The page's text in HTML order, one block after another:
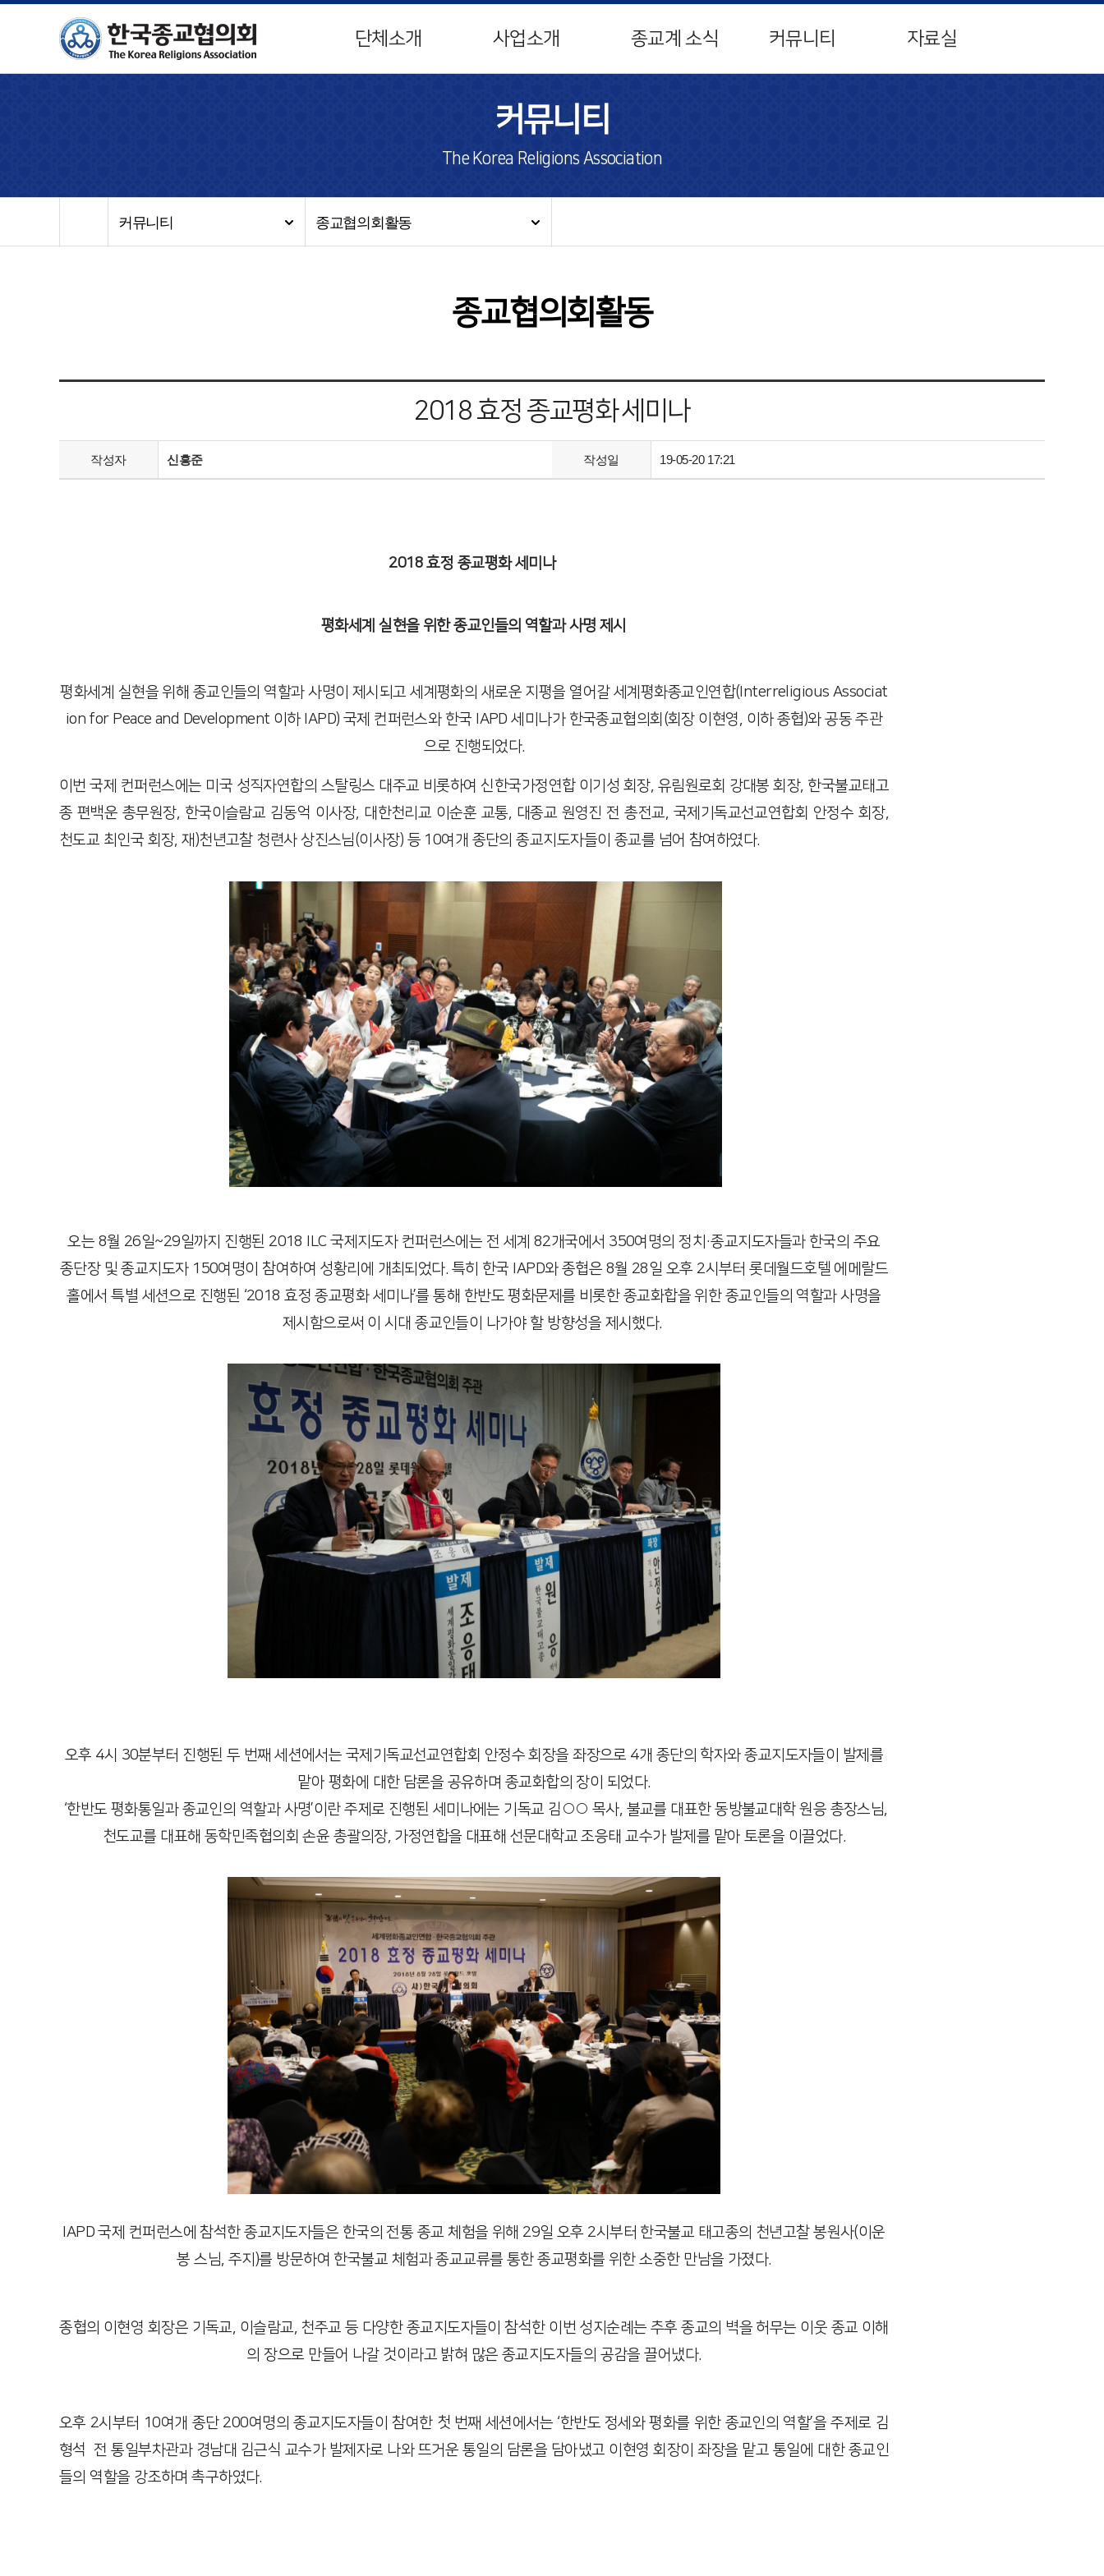
단체소개 사업소개 종교계 소식 커뮤니티 자료실
커뮤니티
The Korea Religions Association
커뮤니티 종교협의회활동
종교협의회활동
2018 효정 종교평화 세미나
작성자 신흥준 작성일 19-05-20 17:21
2018 효정 종교평화 세미나
평화세계 실현을 위한 종교인들의 역할과 사명 제시
평화세계 실현을 위해 종교인들의 역할과 사명이 제시되고 세계평화의 새로운 지평을 열어갈 세계평화종교인연합(Interreligious Associat
ion for Peace and Development 이하 IAPD) 국제 컨퍼런스와 한국 IAPD 세미나가 한국종교협의회(회장 이현영, 이하 종협)와 공동 주관
으로 진행되었다.
이번 국제 컨퍼런스에는 미국 성직자연합의 스탈링스 대주교 비롯하여 신한국가정연합 이기성 회장, 유림원로회 강대봉 회장, 한국불교태고
종 편백운 총무원장, 한국이슬람교 김동억 이사장, 대한천리교 이순훈 교통, 대종교 원영진 전 총전교, 국제기독교선교연합회 안정수 회장,
천도교 최인국 회장, 재)천년고찰 청련사 상진스님(이사장) 등 10여개 종단의 종교지도자들이 종교를 넘어 참여하였다.
오는 8월 26일~29일까지 진행된 2018 ILC 국제지도자 컨퍼런스에는 전 세계 82개국에서 350여명의 정치·종교지도자들과 한국의 주요
종단장 및 종교지도자 150여명이 참여하여 성황리에 개최되었다. 특히 한국 IAPD와 종협은 8월 28일 오후 2시부터 롯데월드호텔 에메랄드
홀에서 특별 세션으로 진행된 ‘2018 효정 종교평화 세미나’를 통해 한반도 평화문제를 비롯한 종교화합을 위한 종교인들의 역할과 사명을
제시함으로써 이 시대 종교인들이 나가야 할 방향성을 제시했다.
오후 4시 30분부터 진행된 두 번째 세션에서는 국제기독교선교연합회 안정수 회장을 좌장으로 4개 종단의 학자와 종교지도자들이 발제를
맡아 평화에 대한 담론을 공유하며 종교화합의 장이 되었다.
‘한반도 평화통일과 종교인의 역할과 사명’이란 주제로 진행된 세미나에는 기독교 김○○ 목사, 불교를 대표한 동방불교대학 원응 총장스님,
천도교를 대표해 동학민족협의회 손윤 총괄의장, 가정연합을 대표해 선문대학교 조응태 교수가 발제를 맡아 토론을 이끌었다.
IAPD국제 컨퍼런스에 참석한 종교지도자들은 한국의 전통 종교 체험을 위해 29일 오후 2시부터 한국불교 태고종의 천년고찰 봉원사(이운
봉 스님,주지 )를 방문하여 한국불교 체험과 종교교류를 통한 종교평화를 위한 소중한 만남을 가졌다.
종협의 이현영 회장은 기독교, 이슬람교, 천주교 등 다양한 종교지도자들이 참석한 이번 성지순례는 추후 종교의 벽을 허무는 이웃 종교 이해
의 장으로 만들어 나갈 것이라고 밝혀 많은 종교지도자들의 공감을 끌어냈다.
오후 2시부터 10여개 종단 200여명의 종교지도자들이 참여한 첫 번째 세션에서는 ‘한반도 정세와 평화를 위한 종교인의 역할’을 주제로 김
형석 전 통일부차관과 경남대 김근식 교수가 발제자로 나와 뜨거운 통일의 담론을 담아냈고 이현영 회장이 좌장을 맡고 통일에 대한 종교인
들의 역할을 강조하며 촉구하였다.